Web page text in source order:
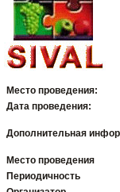
Место проведения:
Дата проведения:
Дополнительная
Место проведения
Периодичность